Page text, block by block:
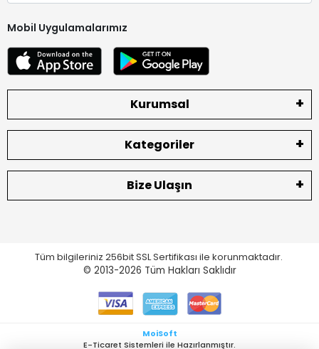
Mobil Uygulamalarımız
Kurumsal
Kategoriler
Bize Ulaşın
Tüm bilgileriniz 256bit SSL Sertifikası ile korunmaktadır.
© 2013-2026 Tüm Hakları Saklıdır
MoiSoft
E-Ticaret Sistemleri ile Hazırlanmıştır.